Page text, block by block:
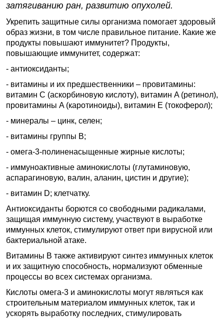
затягиванию ран, развитию опухолей.
Укрепить защитные силы организма помогает здоровый
образ жизни, в том числе правильное питание. Какие же
продукты повышают иммунитет? Продукты,
повышающие иммунитет, содержат:
- антиоксиданты;
- витамины и их предшественники – провитамины:
витамин C (аскорбиновую кислоту), витамин A (ретинол),
провитамины A (каротиноиды), витамин E (токоферол);
- минералы – цинк, селен;
- витамины группы B;
- омега-3-полиненасыщенные жирные кислоты;
- иммуноактивные аминокислоты (глутаминовую,
аспарагиновую, валин, аланин, цистин и другие);
- витамин D; клетчатку.
Антиоксиданты борются со свободными радикалами,
защищая иммунную систему, участвуют в выработке
иммунных клеток, стимулируют ответ при вирусной или
бактериальной атаке.
Витамины B также активируют синтез иммунных клеток
и их защитную способность, нормализуют обменные
процессы во всех системах организма.
Кислоты омега-3 и аминокислоты могут являться как
строительным материалом иммунных клеток, так и
ускорять выработку последних, стимулировать